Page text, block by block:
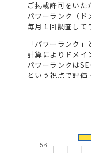
ご掲載許可をい
パワーランク（ド
毎月１回調査して
「パワーランク
計算によりドメイ
パワーランクは
という視点で評価